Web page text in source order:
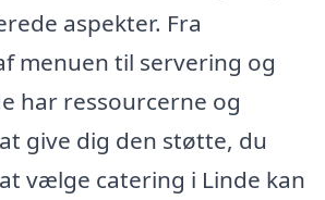
aspekter. Fra
menuen til servering og
har ressourcerne og
give dig den støtte, du
vælge catering i Linde kan